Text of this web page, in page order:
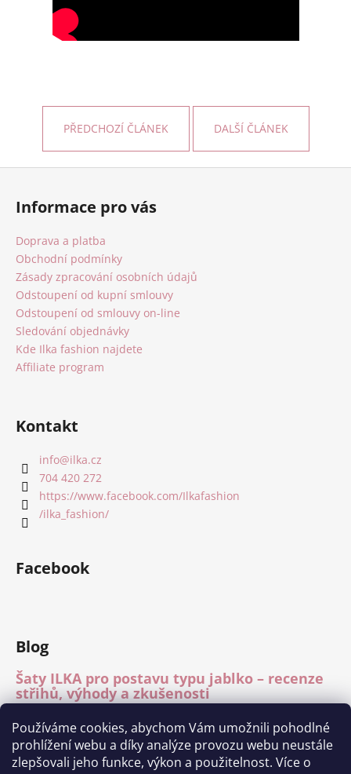
Používáme cookies, abychom Vám umožnili pohodlné
prohlížení webu a díky analýze provozu webu neustále
zlepšovali jeho funkce, výkon a použitelnost. Více o
PŘEDCHOZÍ ČLÁNEK DALŠÍ ČLÁNEK
Informace pro vás
Doprava a platba
Obchodní podmínky
Zásady zpracování osobních údajů
Odstoupení od kupní smlouvy
Odstoupení od smlouvy on-line
Sledování objednávky
Kde Ilka fashion najdete
Affiliate program
Kontakt
info@ilka.cz
704 420 272
https://www.facebook.com/Ilkafashion
/ilka_fashion/
Facebook
Blog
Šaty ILKA pro postavu typu jablko – recenze
střihů, výhody a zkušenosti
Mléčné hedvábí – recenze materiálu
15.7.2026